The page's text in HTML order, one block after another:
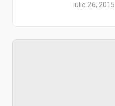
iulie 26, 2015